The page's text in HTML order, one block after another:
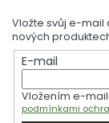
Vložte svůj e-
nových
E-mail
Vložením e-
podmínkami